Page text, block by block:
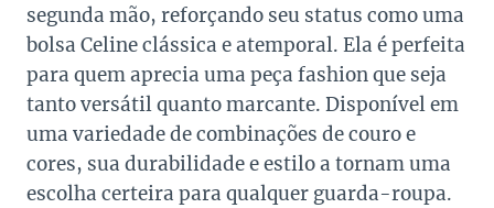
segunda mão, reforçando seu status como uma
bolsa Celine clássica e atemporal. Ela é perfeita
para quem aprecia uma peça fashion que seja
tanto versátil quanto marcante. Disponível em
uma variedade de combinações de couro e
cores, sua durabilidade e estilo a tornam uma
escolha certeira para qualquer guarda-roupa.